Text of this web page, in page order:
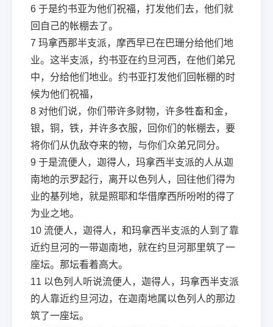
6 于是约书亚为他们祝福，打发他们去，他们就
回自己的帐棚去了。
7 玛拿西那半支派，摩西早已在巴珊分给他们地
业。这半支派，约书亚在约旦河西，在他们弟兄
中，分给他们地业。约书亚打发他们回帐棚的时
候为他们祝福，
8 对他们说，你们带许多财物，许多牲畜和金，
银，铜，铁，并许多衣服，回你们的帐棚去，要
将你们从仇敌夺来的物，与你们众弟兄同分。
9 于是流便人，迦得人，玛拿西半支派的人从迦
南地的示罗起行，离开以色列人，回往他们得为
业的基列地，就是照耶和华借摩西所吩咐的得了
为业之地。
10 流便人，迦得人，和玛拿西半支派的人到了靠
近约旦河的一带迦南地，就在约旦河那里筑了一
座坛。那坛看着高大。
11 以色列人听说流便人，迦得人，玛拿西半支派
的人靠近约旦河边，在迦南地属以色列人的那边
筑了一座坛。